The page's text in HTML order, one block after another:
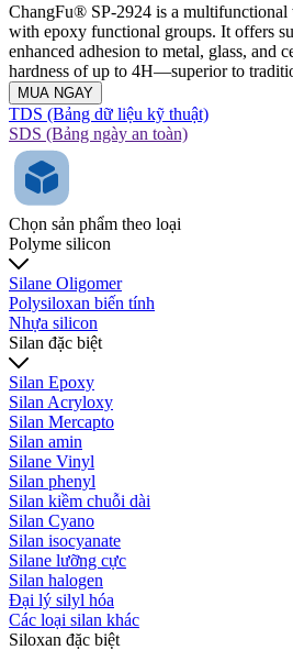
ChangFu® SP-2924 is a multifunctional
with epoxy functional groups. It offers
enhanced adhesion to metal, glass, and
hardness of up to 4H—superior to
MUA NGAY
TDS (Bảng dữ liệu kỹ thuật)
SDS (Bảng ngày an toàn)
Chọn sản phẩm theo loại
Polyme silicon
Silane Oligomer
Polysiloxan biến tính
Nhựa silicon
Silan đặc biệt
Silan Epoxy
Silan Acryloxy
Silan Mercapto
Silan amin
Silane Vinyl
Silan phenyl
Silan kiềm chuỗi dài
Silan Cyano
Silan isocyanate
Silane lưỡng cực
Silan halogen
Đại lý silyl hóa
Các loại silan khác
Siloxan đặc biệt